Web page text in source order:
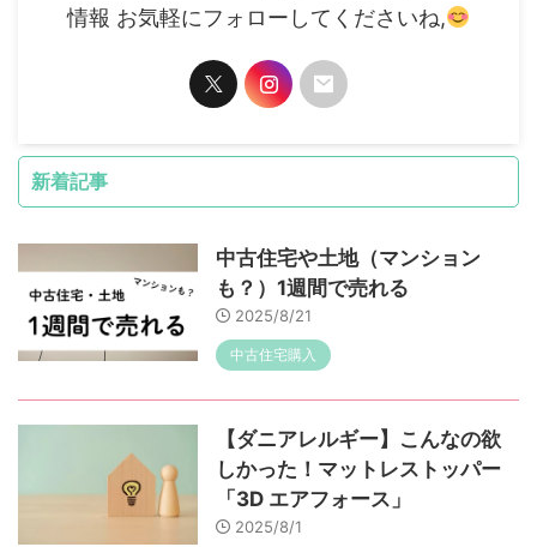
情報 お気軽にフォローしてくださいね,
新着記事
中古住宅や土地（マンション
も？）1週間で売れる
2025/8/21
中古住宅購入
【ダニアレルギー】こんなの欲
しかった！マットレストッパー
「3D エアフォース」
2025/8/1